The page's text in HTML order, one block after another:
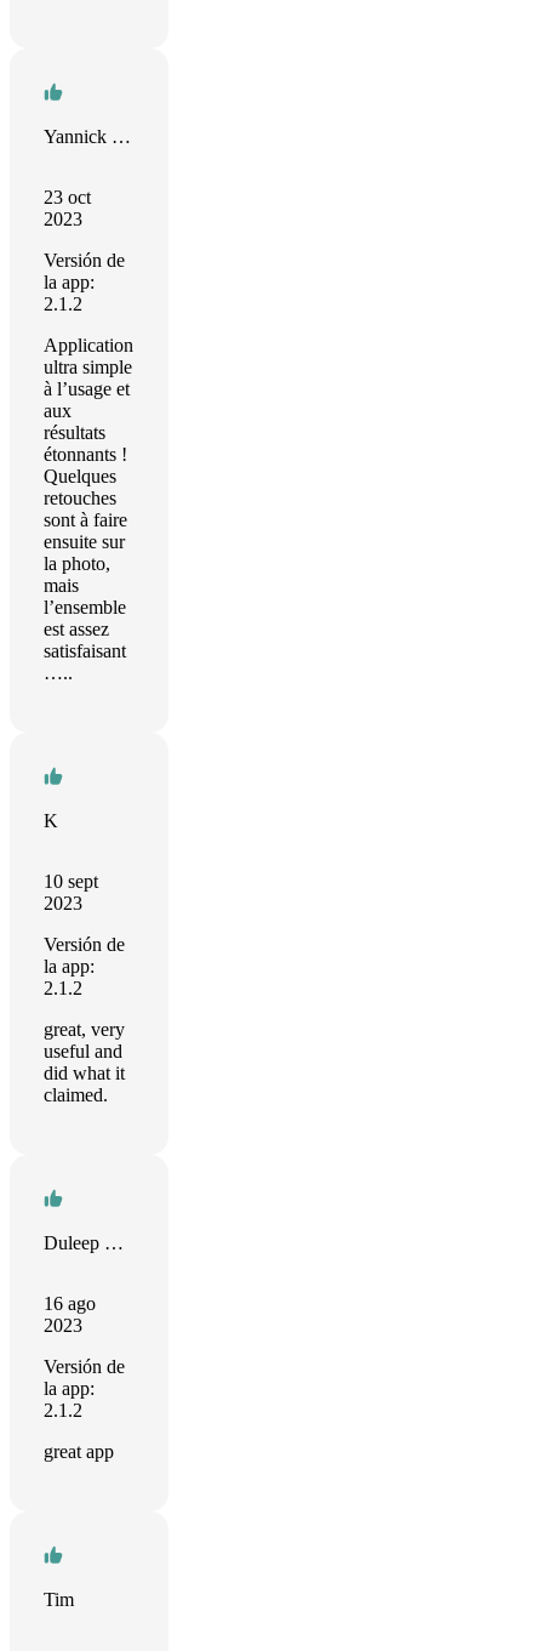
Yannick COUSSON
23 oct
2023
Versión de
la app:
2.1.2
Application
ultra simple
à l’usage et
aux
résultats
étonnants !
Quelques
retouches
sont à faire
ensuite sur
la photo,
mais
l’ensemble
est assez
satisfaisant
…..
K
10 sept
2023
Versión de
la app:
2.1.2
great, very
useful and
did what it
claimed.
Duleep Kumar Samuel
16 ago
2023
Versión de
la app:
2.1.2
great app
Tim